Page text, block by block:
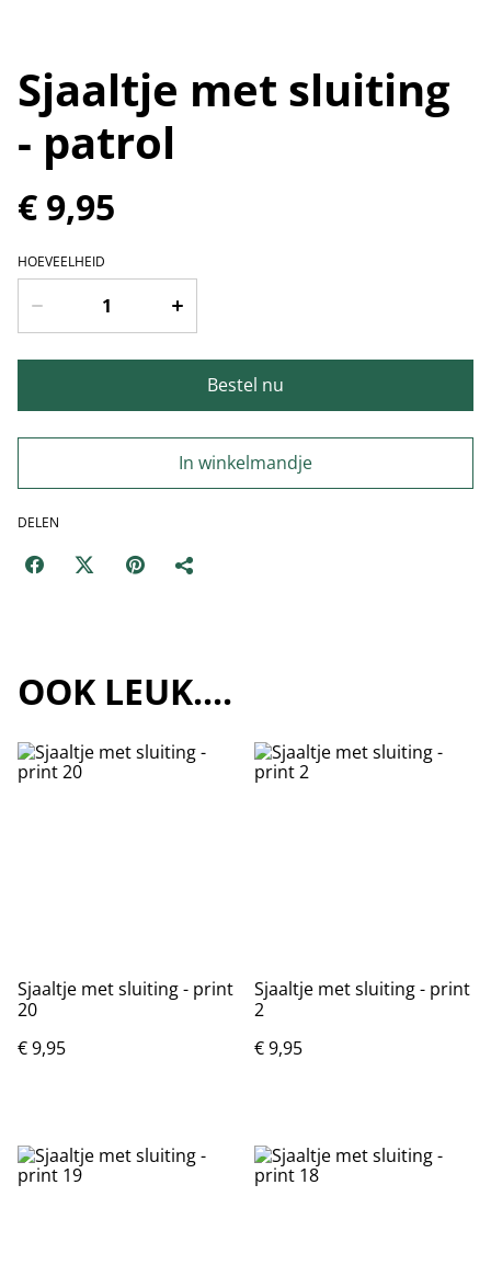
Sjaaltje met sluiting
- patrol
€ 9,95
HOEVEELHEID
Bestel nu
In winkelmandje
DELEN
OOK LEUK....
Sjaaltje met sluiting - print
20
€ 9,95
Sjaaltje met sluiting - print
2
€ 9,95